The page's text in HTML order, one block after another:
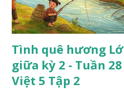
Tình quê hương
giữa kỳ 2 - Tuần 28
Việt 5 Tập 2